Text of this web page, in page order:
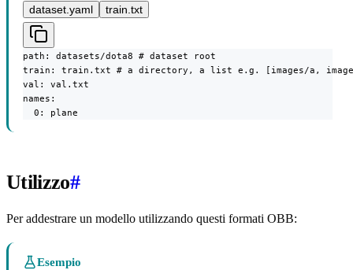
dataset.yaml train.txt
path: datasets/dota8 # dataset root
train: train.txt # a directory, a list e.g. [images/a,
val: val.txt
names:
  0: plane
Utilizzo#
Per addestrare un modello utilizzando questi formati OBB:
Esempio